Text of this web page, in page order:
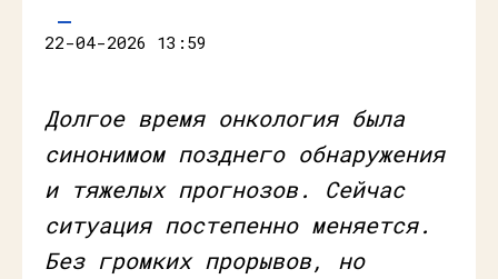
22-04-2026 13:59
Долгое время онкология была
синонимом позднего обнаружения
и тяжелых прогнозов. Сейчас
ситуация постепенно меняется.
Без громких прорывов, но